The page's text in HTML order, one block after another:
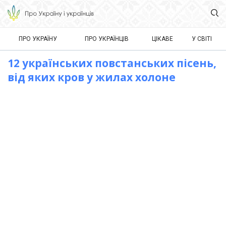
ПРО УКРАЇНУ ПРО УКРАЇНЦІВ ЦІКАВЕ У СВІТІ
12 українських повстанських пісень,
від яких кров у жилах холоне